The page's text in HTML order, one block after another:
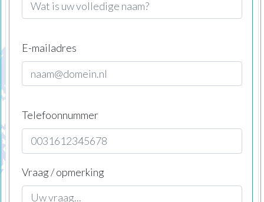
E-mailadres
Telefoonnummer
Vraag / opmerking